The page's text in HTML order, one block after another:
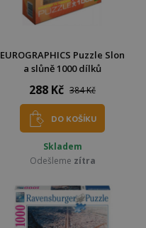
EUROGRAPHICS Puzzle Slon
a slůně 1000 dílků
288 Kč 384 Kč
DO KOŠÍKU
Skladem
Odešleme zítra